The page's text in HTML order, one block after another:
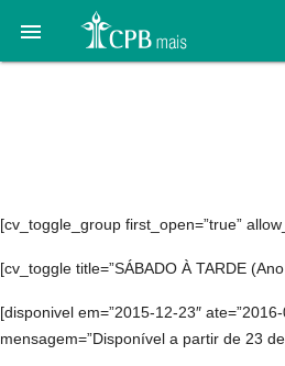

[cv_toggle_group first_open=”true”
[cv_toggle title=”SÁBADO À TARDE
[disponivel em=”2015-12-23″
mensagem=”Disponível a partir de 23